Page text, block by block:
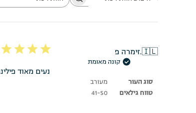
חיפוש
כל חוות הדעת
🇮🇱זימרה פ.
קונה מאומת
סוג העור
טווח גילאים
מעורב
41-50
נעים מאוד